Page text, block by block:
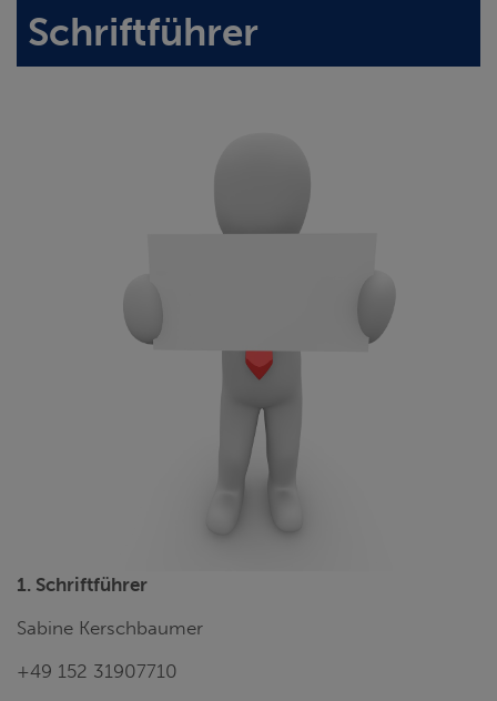
Schriftführer
1. Schriftführer
Sabine Kerschbaumer
+49 152 31907710